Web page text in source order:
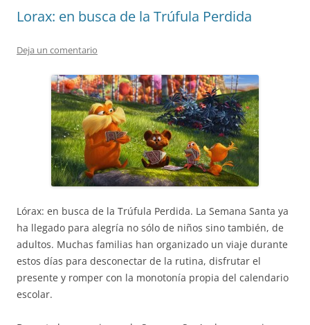
Lorax: en busca de la Trúfula Perdida
Deja un comentario
Lórax: en busca de la Trúfula Perdida. La Semana Santa ya
ha llegado para alegría no sólo de niños sino también, de
adultos. Muchas familias han organizado un viaje durante
estos días para desconectar de la rutina, disfrutar el
presente y romper con la monotonía propia del calendario
escolar.